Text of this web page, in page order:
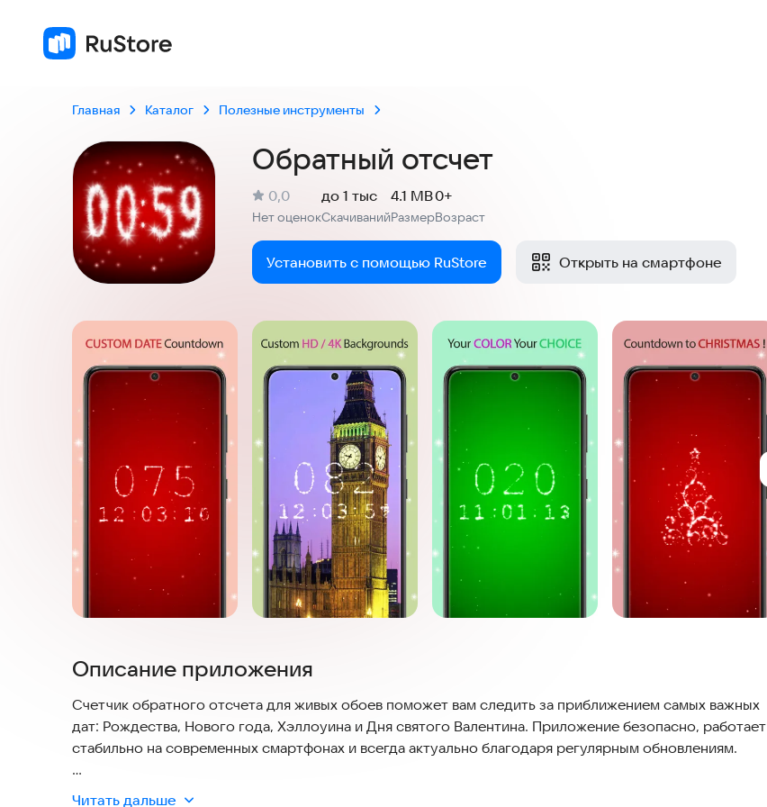
Главная Каталог Полезные инструменты
Обратный отсчет
Рейтинг:
0,0
Нет оценокСкачиваний
до 1 тыс
Размер
4.1 MB
Возраст
0+
Установить с помощью RuStore Открыть на смартфоне
Скриншоты
Описание приложения
Счетчик обратного отсчета для живых обоев поможет вам следить за приближением самых важных
дат: Рождества, Нового года, Хэллоуина и Дня святого Валентина. Приложение безопасно, работает
стабильно на современных смартфонах и всегда актуально благодаря регулярным обновлениям.
Счастливых праздников! Красивые абстрактные сверкающие частицы сделают ваш день ярче. В
Читать дальше